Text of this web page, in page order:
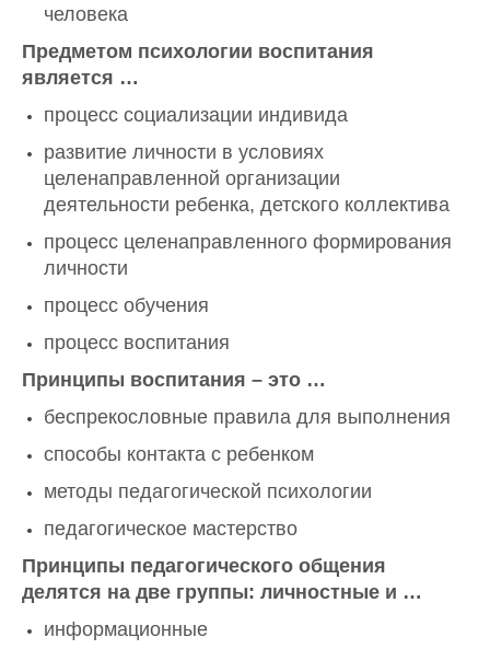
человека
Предметом психологии воспитания
является …
процесс социализации индивида
развитие личности в условиях
целенаправленной организации
деятельности ребенка, детского коллектива
процесс целенаправленного формирования
личности
процесс обучения
процесс воспитания
Принципы воспитания – это …
беспрекословные правила для выполнения
способы контакта с ребенком
методы педагогической психологии
педагогическое мастерство
Принципы педагогического общения
делятся на две группы: личностные и …
информационные